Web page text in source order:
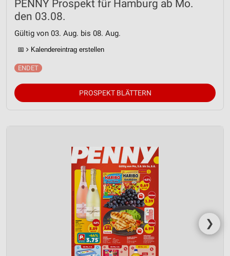
PENNY Prospekt für Hamburg ab Mo.
den 03.08.
Gültig von 03. Aug. bis 08. Aug.
📅 Kalendereintrag erstellen
PROSPEKT BLÄTTERN
❯